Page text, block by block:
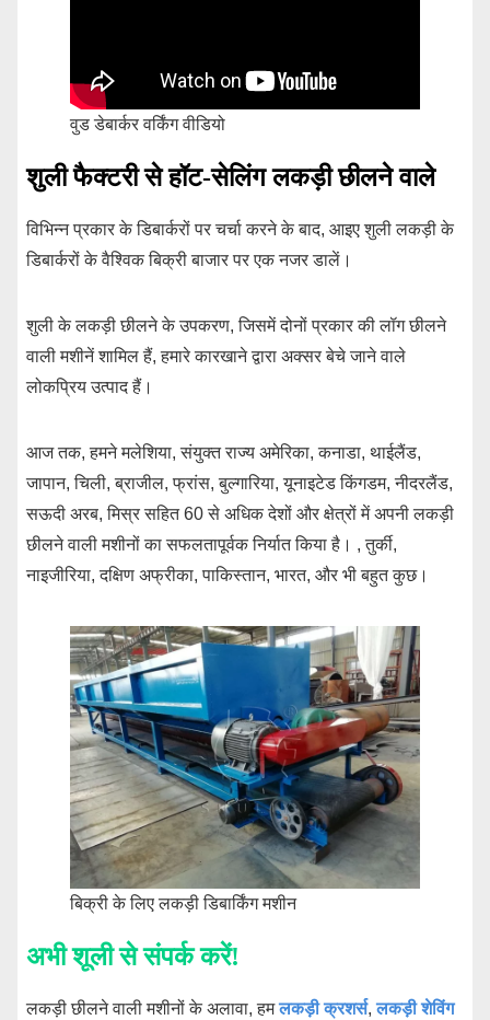
वुड डेबार्कर वर्किंग वीडियो
शुली फैक्टरी से हॉट-सेलिंग लकड़ी छीलने वाले
विभिन्न प्रकार के डिबार्करों पर चर्चा करने के बाद, आइए शुली लकड़ी के
डिबार्करों के वैश्विक बिक्री बाजार पर एक नजर डालें।
शुली के लकड़ी छीलने के उपकरण, जिसमें दोनों प्रकार की लॉग छीलने
वाली मशीनें शामिल हैं, हमारे कारखाने द्वारा अक्सर बेचे जाने वाले
लोकप्रिय उत्पाद हैं।
आज तक, हमने मलेशिया, संयुक्त राज्य अमेरिका, कनाडा, थाईलैंड,
जापान, चिली, ब्राजील, फ्रांस, बुल्गारिया, यूनाइटेड किंगडम, नीदरलैंड,
सऊदी अरब, मिस्र सहित 60 से अधिक देशों और क्षेत्रों में अपनी लकड़ी
छीलने वाली मशीनों का सफलतापूर्वक निर्यात किया है। , तुर्की,
नाइजीरिया, दक्षिण अफ्रीका, पाकिस्तान, भारत, और भी बहुत कुछ।
बिक्री के लिए लकड़ी डिबार्किंग मशीन
अभी शूली से संपर्क करें!
लकड़ी छीलने वाली मशीनों के अलावा, हमलकड़ी क्रशर्स,लकड़ी शेविंग